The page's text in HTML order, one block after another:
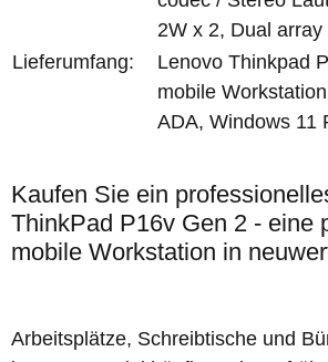
2W x 2, Dual array
Lieferumfang:
Lenovo Thinkpad
mobile
ADA, Windows 11
Kaufen Sie ein
ThinkPad P16v Gen 2 - eine
mobile Workstation in
Arbeitsplätze, Schreibtische und